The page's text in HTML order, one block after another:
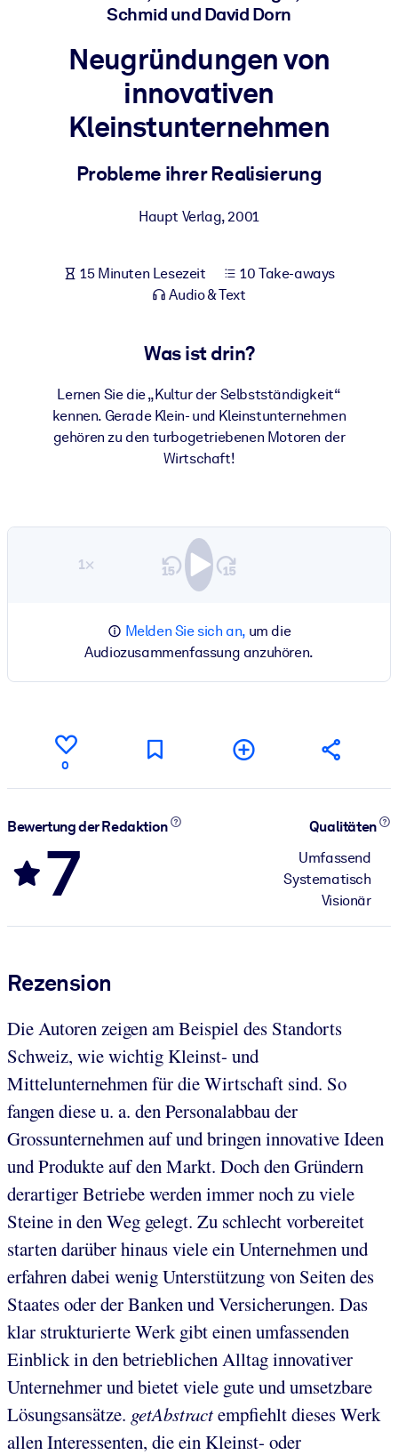
Gesundheit & Wohlbefinden
Für LMS/LXP
bessere Lernergebnisse.
Für KI-Systeme
Schmid und David Dorn
Neugründungen von
innovativen
Kleinstunternehmen
Probleme ihrer Realisierung
Haupt Verlag,2001
15 Minuten Lesezeit
10 Take-aways
Audio & Text
Was ist drin?
Lernen Sie die „Kultur der Selbstständigkeit“
kennen. Gerade Klein- und Kleinstunternehmen
gehören zu den turbogetriebenen Motoren der
Wirtschaft!
1×
Melden Sie sich an,um die
Audiozusammenfassung anzuhören.
0
Bewertung der Redaktion
7
Qualitäten
Umfassend
Systematisch
Visionär
Rezension
Die Autoren zeigen am Beispiel des Standorts
Schweiz, wie wichtig Kleinst- und
Mittelunternehmen für die Wirtschaft sind. So
fangen diese u. a. den Personalabbau der
Grossunternehmen auf und bringen innovative Ideen
und Produkte auf den Markt. Doch den Gründern
derartiger Betriebe werden immer noch zu viele
Steine in den Weg gelegt. Zu schlecht vorbereitet
starten darüber hinaus viele ein Unternehmen und
erfahren dabei wenig Unterstützung von Seiten des
Staates oder der Banken und Versicherungen. Das
klar strukturierte Werk gibt einen umfassenden
Einblick in den betrieblichen Alltag innovativer
Unternehmer und bietet viele gute und umsetzbare
Lösungsansätze. getAbstractempfiehlt dieses Werk
allen Interessenten, die ein Kleinst- oder